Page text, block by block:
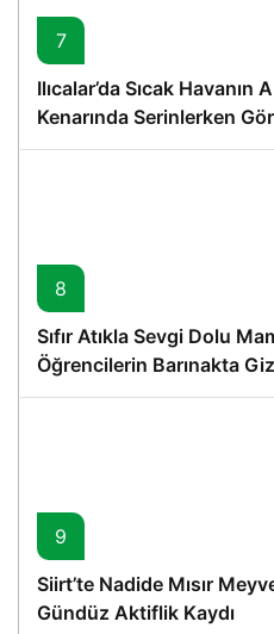
7
Ilıcalar’da Sıcak Havanın
Kenarında Serinlerken
8
Sıfır Atıkla Sevgi Dolu
Öğrencilerin Barınakta
Proje
9
Siirt’te Nadide Mısır
Gündüz Aktiflik Kaydı